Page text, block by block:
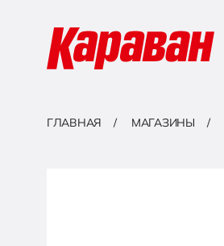
ГЛАВНАЯ МАГАЗИНЫ